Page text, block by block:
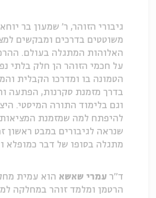
גיבורי הזוהר, ר' שמעון בר
משוטטים בדרכים ומבקשים
האלוהות המתגלה בעולם.
על חכמי הזוהר הן חלק בלתי
הטמונה בו ומדרכו הקבלית
בדרך מזמנת סקרנות, הפתעה
וגם בלימוד התורה המיסטי.
להיפתח למה שמזמנת
שנראה לגיבורים במבט ראשון
מתגלה בסופו של דבר כמופלא
ד"ר עמרי שאשא הוא עמית
הרטמן ומלמד זוהר במחלקה